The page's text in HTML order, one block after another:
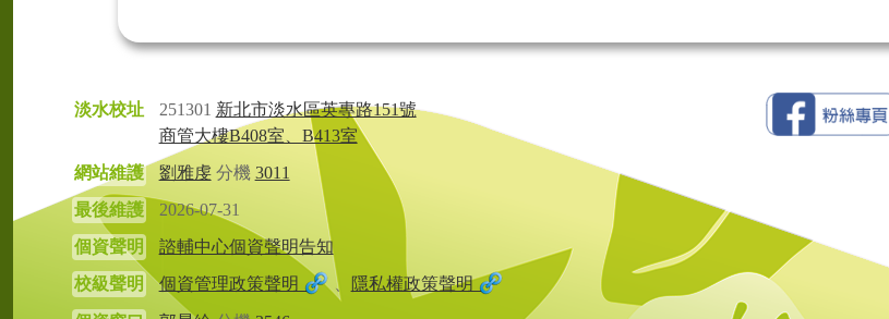
淡水校址 251301 新北市淡水區英專路151號
商管大樓B408室、B413室
網站維護
劉雅虔分機 3011
最後維護
2026-07-31
個資聲明
諮輔中心個資聲明告知
校級聲明
個資管理政策聲明 、 隱私權政策聲明